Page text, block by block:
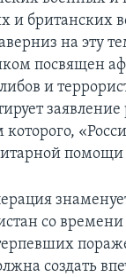
и британских
на эту
посвящен
и
заявление
помощи
со времени
создать